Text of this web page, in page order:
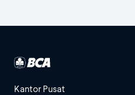
Kantor Pusat